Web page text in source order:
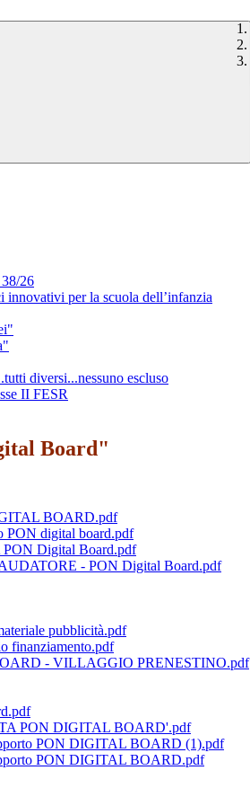
26
per la scuola dell’infanzia
diversi...nessuno escluso
II FESR
Board"
BOARD.pdf
PON digital board.pdf
Digital Board.pdf
- PON Digital Board.pdf
pubblicità.pdf
finanziamento.pdf
- VILLAGGIO PRENESTINO.pdf
PON DIGITAL BOARD'.pdf
PON DIGITAL BOARD (1).pdf
PON DIGITAL BOARD.pdf